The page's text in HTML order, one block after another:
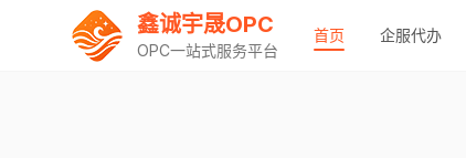
鑫诚宇晟OPC
OPC一站式服务平台
首页 企服代办